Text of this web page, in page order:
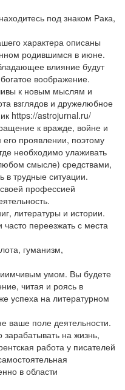
под знаком Рака,
характера описаны
родившимся в июне.
влияние будут
воображение.
к новым мыслям и
взглядов и дружелюбное
https://astrojurnal.ru/
к вражде, войне и
проявлении, поэтому
необходимо улаживать
смысле) средствами,
в трудные ситуации.
профессией
литературы и истории.
переезжать с места
гуманизм,
умом. Вы будете
читая и роясь в
успеха на литературном
ваше поле деятельности.
на жизнь,
работа у писателей
в области